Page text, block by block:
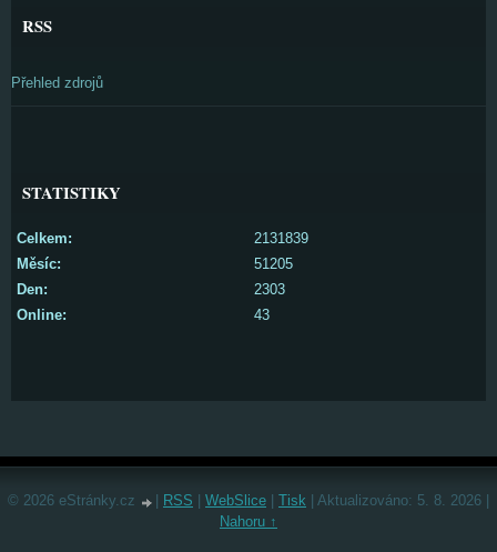
RSS
Přehled zdrojů
STATISTIKY
Online: 43
Celkem:
2131839
Měsíc:
51205
Den:
2303
© 2026 eStránky.cz RSS WebSlice Tisk Aktualizováno: 5. 8. 2026
Nahoru ↑